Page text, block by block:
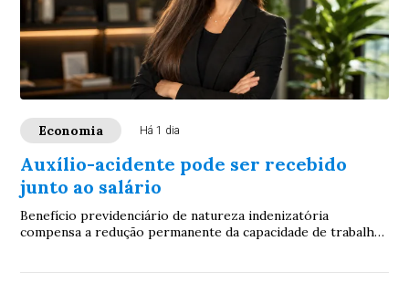
Economia Há 1 dia
Auxílio-acidente pode ser recebido
junto ao salário
Benefício previdenciário de natureza indenizatória
compensa a redução permanente da capacidade de trabalho